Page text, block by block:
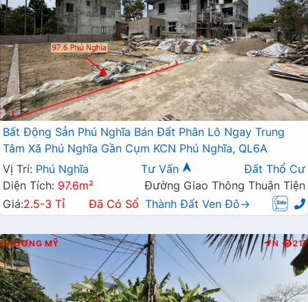
Bất Động Sản Phú Nghĩa Bán Đất Phân Lô Ngay Trung
Tâm Xã Phú Nghĩa Gần Cụm KCN Phú Nghĩa, QL6A
Vị Trí: Phú Nghĩa Tư Vấn
Đất Thổ Cư
Diện Tích: 97.6m²
Đường Giao Thông Thuận Tiện
Giá:2.5-3 Tỉ Đã Có Sổ Thành Đất Ven Đô→
CHƯƠNG MỸ N 217